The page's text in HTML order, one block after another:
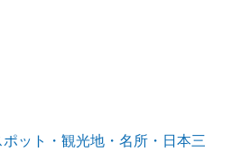
ット・観光地・名所・日本三